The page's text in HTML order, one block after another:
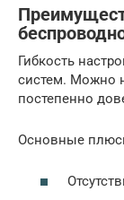
Гибкость
систем. Можно
постепенно
Основные